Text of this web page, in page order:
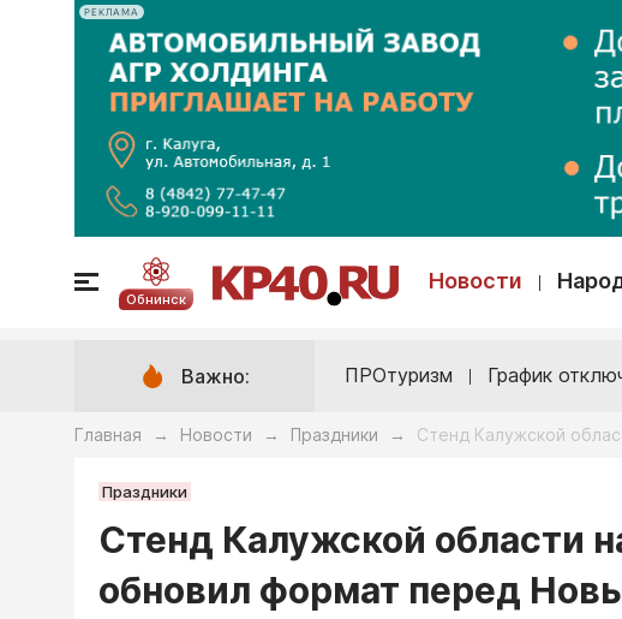
РЕКЛАМА
Обнинск
Новости
Важно: ПРОтуризм График
Главная → Новости → Праздники → Стенд Калужской
Праздники
Стенд Калужской области
обновил формат перед